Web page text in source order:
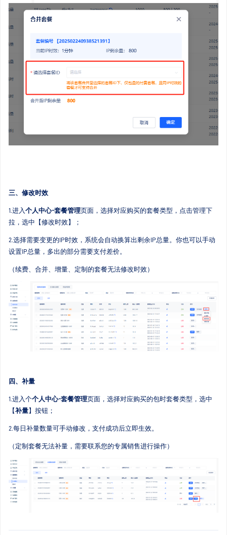
三、修改时效
1.进入 个人中心-套餐管理页面，选择对应购买的套餐类型，点击管理下
拉，选中【修改时效】；
2.选择需要变更的IP时效，系统会自动换算出剩余IP总量。你也可以手动
设置IP总量，多出的部分需要支付差价。
（续费、合并、增量、定制的套餐无法修改时效）
四、补量
1.进入个个人中心-套餐管理页面，选择对应购买的包时套餐类型，选中
【补量】按钮；
2.每日补量数量可手动修改，支付成功后立即生效。
（定制套餐无法补量，需要联系您的专属销售进行操作）